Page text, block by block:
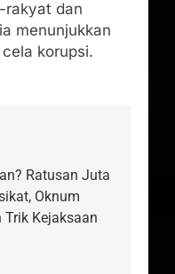
rakyat dan
menunjukkan
korupsi.
Ratusan Juta
Oknum
Trik Kejaksaan